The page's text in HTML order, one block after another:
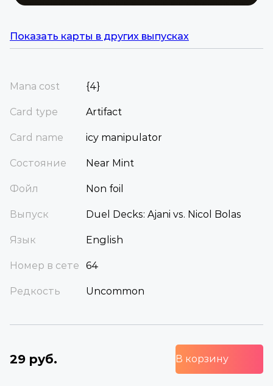
Показать карты в других выпусках
Mana cost {4}
Card type Artifact
Card name icy manipulator
Состояние Near Mint
Фойл Non foil
Выпуск Duel Decks: Ajani vs. Nicol Bolas
Язык English
Номер в сете 64
Редкость Uncommon
29 руб. В корзину